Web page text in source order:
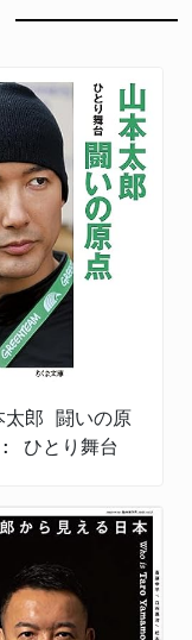
太郎 闘いの原
ひとり舞台